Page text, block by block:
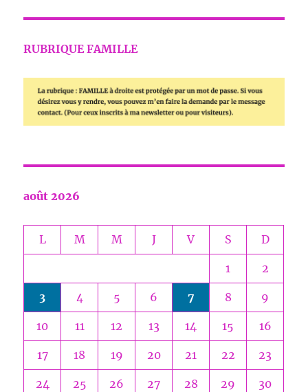
RUBRIQUE FAMILLE
août 2026
L M M J V S D
1 2
3 4 5 6 7 8 9
10 11 12 13 14 15 16
17 18 19 20 21 22 23
24 25 26 27 28 29 30